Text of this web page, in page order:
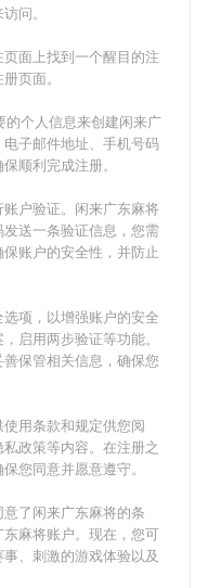
问。
面上找到一个醒目的注
页面。
个人信息来创建闲来广
子邮件地址、手机号码
顺利完成注册。
户验证。 闲来广东麻将
送一条验证信息，您需
账户的安全性，并防止
项，以增强账户的安全
启用两步验证等功能。
保管相关信息，确保您
使用条款和规定供您阅
政策等内容。在注册之
您同意并愿意遵守。
了闲来广东麻将的条
麻将账户。现在，您可
、刺激的游戏体验以及